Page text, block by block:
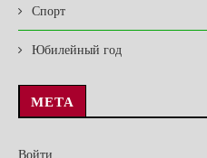
Спорт
Юбилейный год
МЕТА
Войти